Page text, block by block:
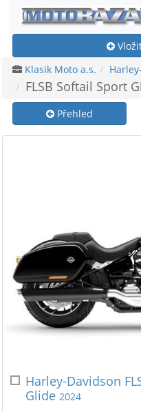
Klasik Moto a.s.
FLSB Softail Sport
Přehled
Harley-Davidson
Glide 2024